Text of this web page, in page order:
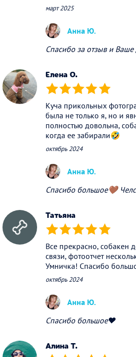
март 2025
Анна Ю.
Спасибо за отзыв и
Елена О.
(*) (*) (*) (*) (*)
Куча прикольных
была не только я, но и
полностью довольна,
когда ее забирали🤣
октябрь 2024
Анна Ю.
Спасибо большое🤎
Татьяна
(*) (*) (*) (*) (*)
Все прекрасно, собакен
связи, фотоотчет
Умничка! Спасибо
октябрь 2024
Анна Ю.
Спасибо большое❤
Алина Т.